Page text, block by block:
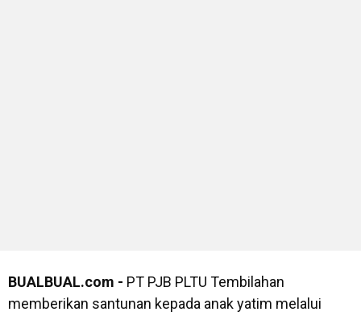
BUALBUAL.com - PT PJB PLTU Tembilahan
memberikan santunan kepada anak yatim melalui